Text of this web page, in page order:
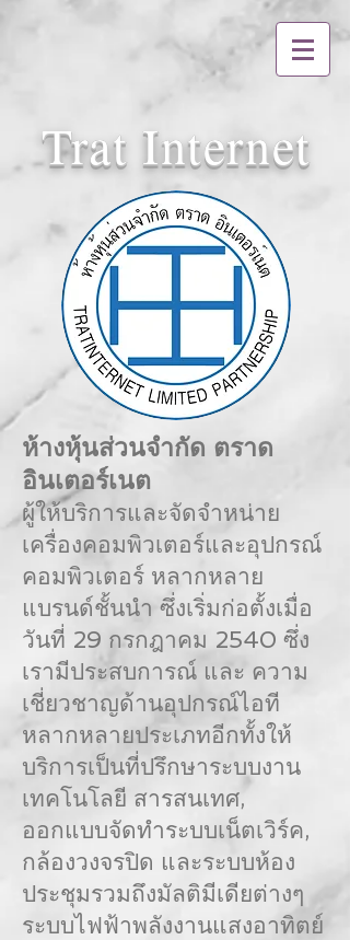
Trat Internet
ห้างหุ้นส่วนจำกัด ตราด
อินเตอร์เนต
ผู้ให้บริการและจัดจำหน่าย
เครื่องคอมพิวเตอร์และอุปกรณ์
คอมพิวเตอร์ หลากหลาย
แบรนด์ชั้นนำ ซึ่งเริ่มก่อตั้งเมื่อ
วันที่ 29 กรกฎาคม 2540 ซึ่ง
เรามีประสบการณ์ และ ความ
เชี่ยวชาญด้านอุปกรณ์ไอที
หลากหลายประเภทอีกทั้งให้
บริการเป็นที่ปรึกษาระบบงาน
เทคโนโลยี สารสนเทศ,
ออกแบบจัดทำระบบเน็ตเวิร์ค,
กล้องวงจรปิด และระบบห้อง
ประชุมรวมถึงมัลติมีเดียต่างๆ
ระบบไฟฟ้าพลังงานแสงอาทิตย์